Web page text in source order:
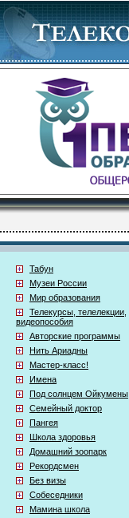
Табун
Музеи России
Мир образования
Телекурсы, телелекции,
видеопособия
Авторские программы
Нить Ариадны
Мастер-класс!
Имена
Под солнцем Ойкумены
Семейный доктор
Пангея
Школа здоровья
Домашний зоопарк
Рекордсмен
Без визы
Собеседники
Мамина школа